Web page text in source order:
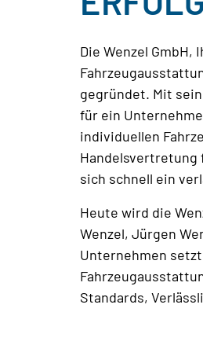
Die Wenzel
gegründet. Mit
für ein
individuellen
sich schnell ein
Heute wird die
Wenzel, Jürgen
Unternehmen
Standards,